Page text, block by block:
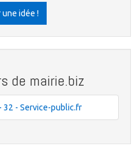
idée !
de mairie.biz
32 - Service-public.fr